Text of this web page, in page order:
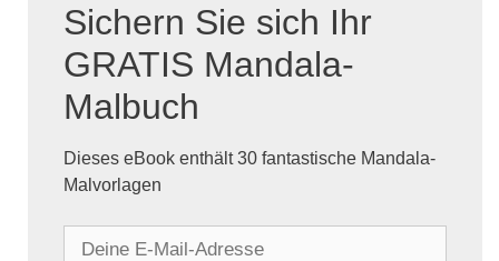
Sichern Sie sich Ihr
GRATIS Mandala-
Malbuch
Dieses eBook enthält 30 fantastische Mandala-
Malvorlagen